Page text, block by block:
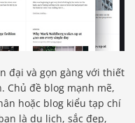
đại và gọn gàng với thiết
Chủ đề blog mạnh mẽ,
hoặc blog kiểu tạp chí
là du lịch, sắc đẹp,